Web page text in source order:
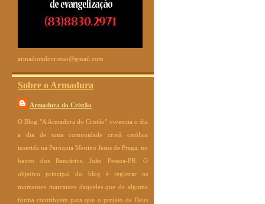
armaduradocristao@gmail.com
Sobre o Armadura
Armadura do Cristão
O Blog "A Armadura do Cristão" vivencia o dia
a dia de uma comunidade cristã católica
inserida na Paróquia Menino Jesus de Praga, no
bairro dos Bancários, João Pessoa-PB. O
objetivo principal do blog é registrar os
momentos marcantes daqueles que de alguma
forma contribuem para que o projeto de Deus